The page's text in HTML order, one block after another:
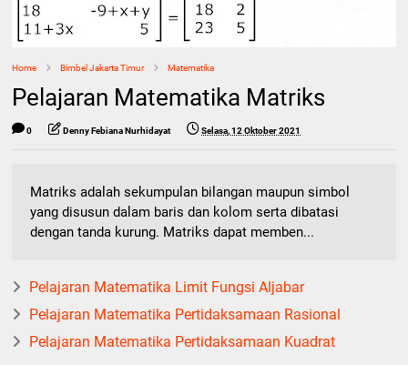
Home Bimbel Jakarta Timur Matematika
Pelajaran Matematika Matriks
0 Denny Febiana Nurhidayat Selasa, 12 Oktober 2021
Matriks adalah sekumpulan bilangan maupun simbol
yang disusun dalam baris dan kolom serta dibatasi
dengan tanda kurung. Matriks dapat memben...
Pelajaran Matematika Limit Fungsi Aljabar
Pelajaran Matematika Pertidaksamaan Rasional
Pelajaran Matematika Pertidaksamaan Kuadrat